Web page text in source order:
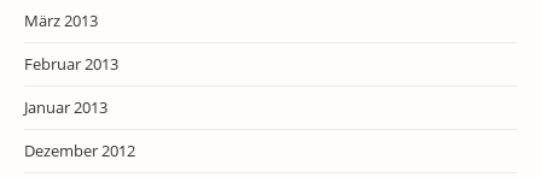
März 2013
Februar 2013
Januar 2013
Dezember 2012